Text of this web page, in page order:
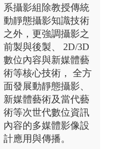
系攝影組除教授傳統
動靜態攝影知識技術
之外，更強調攝影之
前製與後製、 2D/3D
數位內容與新媒體藝
術等核心技術， 全方
面發展動靜態攝影、
新媒體藝術及當代藝
術等次世代數位資訊
內容的多媒體影像設
計應用與傳播。